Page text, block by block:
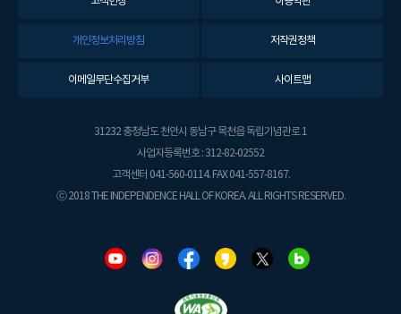
개인정보처리방침 저작권정책
이메일무단수집거부 사이트맵
31232 충청남도 천안시 동남구 목천읍 독립기념관로 1
사업자등록번호 : 312-82-02552
고객센터 041-560-0114. FAX 041-557-8167.
ⓒ 2018 THE INDEPENDENCE HALL OF KOREA. ALL RIGHTS RESERVED.